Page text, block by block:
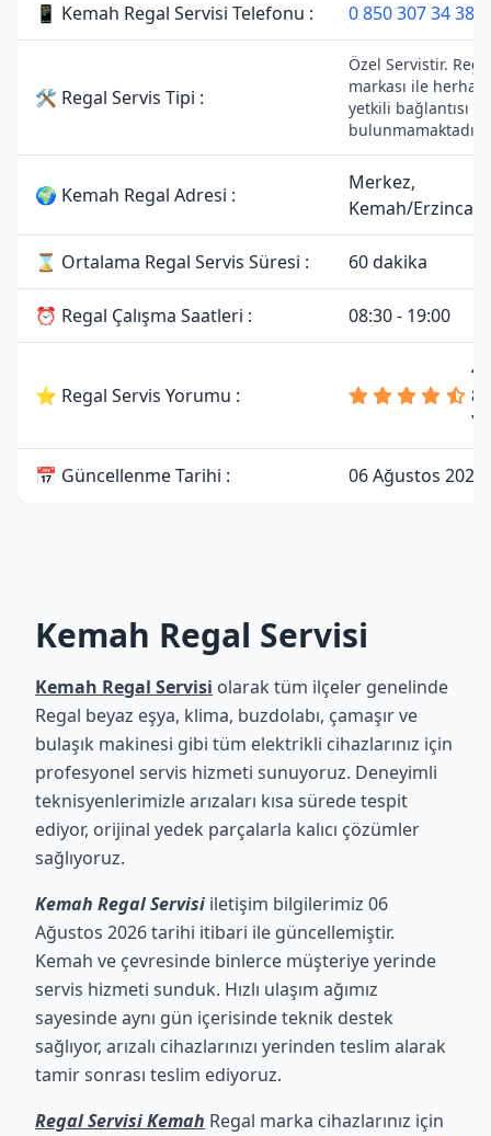
📱 Kemah Regal Servisi Telefonu : 0 850 307 34 38
🛠 Regal Servis Tipi :
Özel Servistir.
markası ile
yetkili bağlantısı
bulunmamaktadır.
🌍 Kemah Regal Adresi :
Merkez,
Kemah/Erzincan
⌛ Ortalama Regal Servis Süresi : 60 dakika
⏰ Regal Çalışma Saatleri : 08:30 - 19:00
⭐ Regal Servis Yorumu :
81
📅 Güncellenme Tarihi : 06 Ağustos 2026
Kemah Regal Servisi
Kemah Regal Servisi olarak tüm ilçeler genelinde
Regal beyaz eşya, klima, buzdolabı, çamaşır ve
bulaşık makinesi gibi tüm elektrikli cihazlarınız için
profesyonel servis hizmeti sunuyoruz. Deneyimli
teknisyenlerimizle arızaları kısa sürede tespit
ediyor, orijinal yedek parçalarla kalıcı çözümler
sağlıyoruz.
Kemah Regal Servisi iletişim bilgilerimiz 06
Ağustos 2026 tarihi itibari ile güncellemiştir.
Kemah ve çevresinde binlerce müşteriye yerinde
servis hizmeti sunduk. Hızlı ulaşım ağımız
sayesinde aynı gün içerisinde teknik destek
sağlıyor, arızalı cihazlarınızı yerinden teslim alarak
tamir sonrası teslim ediyoruz.
Regal Servisi Kemah Regal marka cihazlarınız için